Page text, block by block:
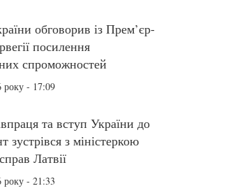
обговорив із Прем’єр-
посилення
спроможностей
року - 17:09
та вступ України до
з міністеркою
Латвії
року - 21:33